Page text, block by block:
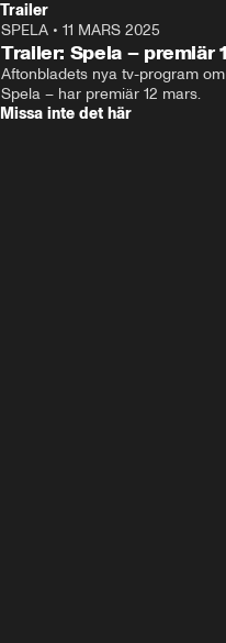
Trailer
SPELA • 11 MARS 2025
Trailer: Spela – premiär
Aftonbladets nya tv-program
Spela – har premiär 12 mars.
Missa inte det här